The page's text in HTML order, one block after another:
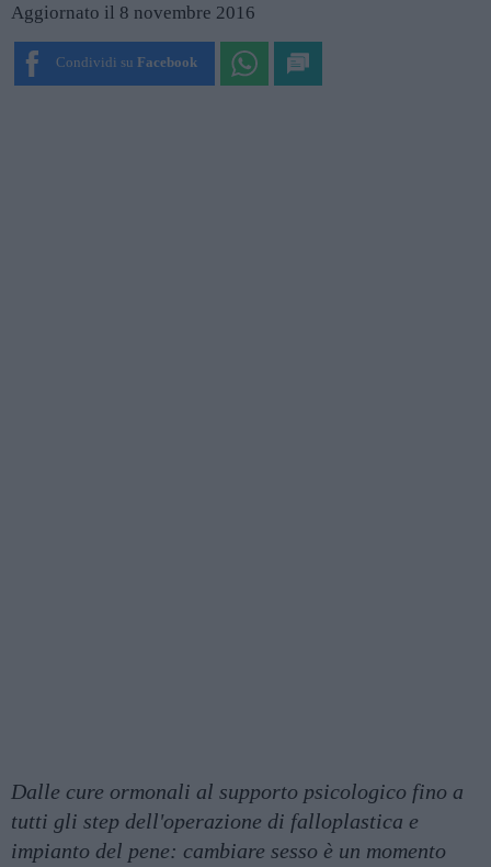
Aggiornato il 8 novembre 2016
Condividi su Facebook
Dalle cure ormonali al supporto psicologico fino a
tutti gli step dell'operazione di falloplastica e
impianto del pene: cambiare sesso è un momento